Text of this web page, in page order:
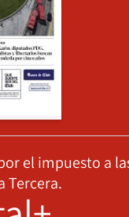
el impuesto a
Tercera.